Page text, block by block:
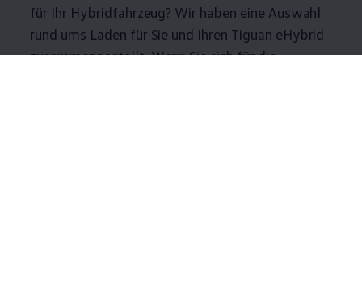
für Ihr Hybridfahrzeug? Wir haben eine Auswahl
rund ums Laden für Sie und Ihren Tiguan eHybrid
zusammengestellt. Wenn Sie sich für die